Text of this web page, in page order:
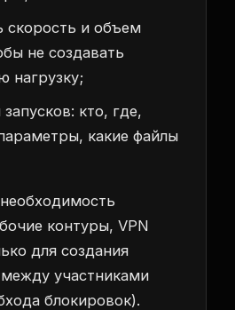
скорость и объем
не создавать
нагрузку;
кто, где,
какие файлы
контуры, VPN
для создания
участниками
блокировок).